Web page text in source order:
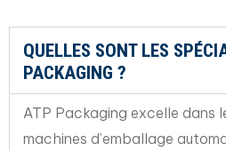
QUELLES SONT LES
PACKAGING ?
ATP Packaging excelle dans
machines d’emballage